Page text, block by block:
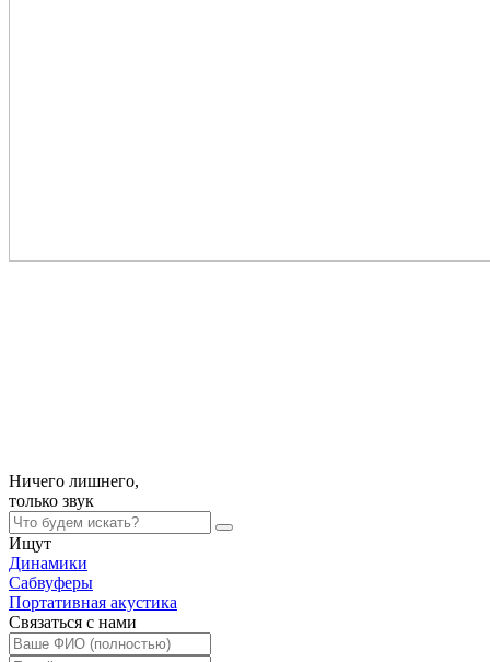
Ничего лишнего,
только звук
Ищут
Динамики
Сабвуферы
Портативная акустика
Связаться с нами